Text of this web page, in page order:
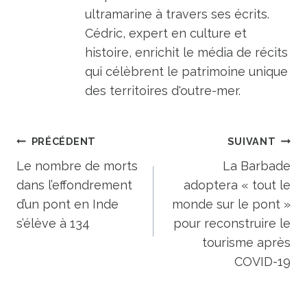
ultramarine à travers ses écrits.
Cédric, expert en culture et
histoire, enrichit le média de récits
qui célèbrent le patrimoine unique
des territoires d'outre-mer.
Navigation
de
l’article
PRÉCÉDENT
Le nombre de morts
dans l’effondrement
d’un pont en Inde
s’élève à 134
SUIVANT
La Barbade
adoptera « tout le
monde sur le pont »
pour reconstruire le
tourisme après
COVID-19